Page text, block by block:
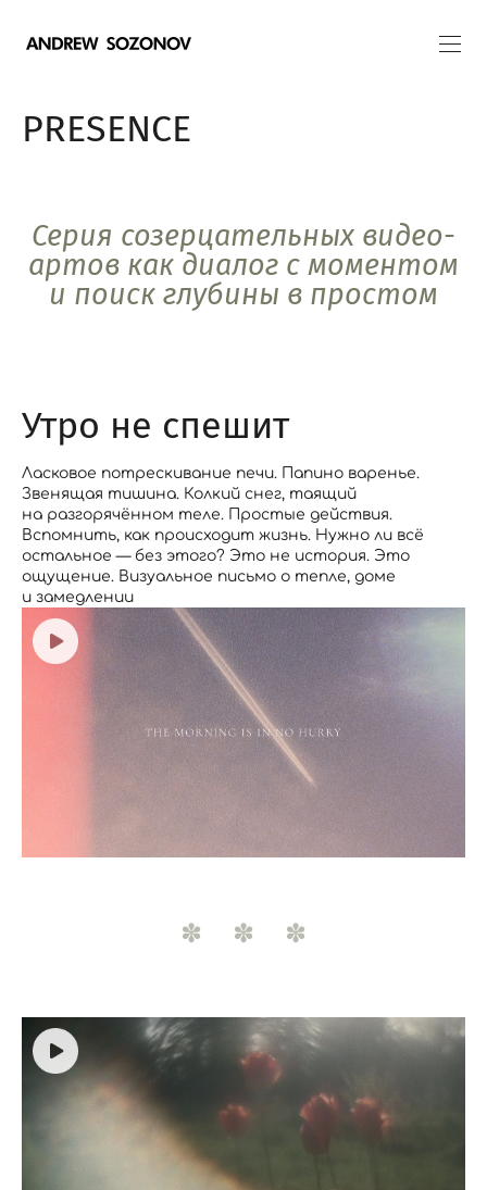
PRESENCE
Серия созерцательных видео-
артов как диалог с моментом
и поиск глубины в простом
Утро не спешит
Ласковое потрескивание печи. Папино варенье.
Звенящая тишина. Колкий снег, таящий
на разгорячённом теле. Простые действия.
Вспомнить, как происходит жизнь. Нужно ли всё
остальное — без этого? Это не история. Это
ощущение. Визуальное письмо о тепле, доме
и замедлении